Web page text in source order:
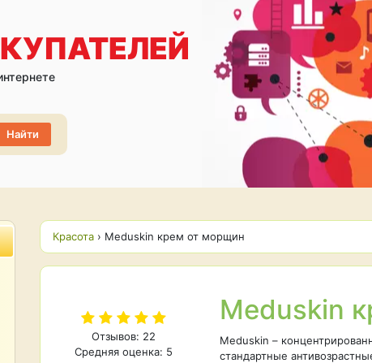
Красота › Meduskin крем от морщин
Отзывов: 22
Средняя оценка: 5
Meduskin
Meduskin –
стандартные